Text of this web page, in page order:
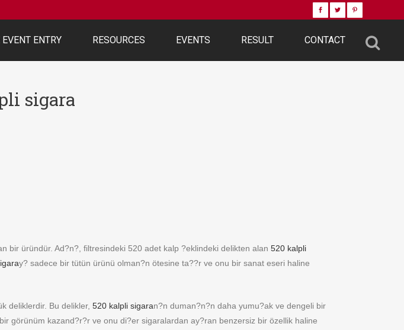
ENTRY RESOURCES EVENTS RESULT CONTACT
sigara
bir üründür. Ad?n?, filtresindeki 520 adet kalp ?eklindeki delikten alan 520 kalpli
y? sadece bir tütün ürünü olman?n ötesine ta??r ve onu bir sanat eseri haline
deliklerdir. Bu delikler, 520 kalpli sigaran?n duman?n?n daha yumu?ak ve dengeli bir
görünüm kazand?r?r ve onu di?er sigaralardan ay?ran benzersiz bir özellik haline